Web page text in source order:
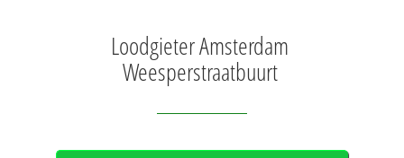
Loodgieter Amsterdam
Weesperstraatbuurt